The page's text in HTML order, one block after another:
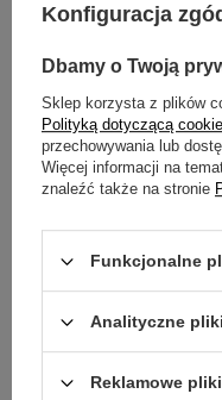
Z
Kubki z własnym
bestsellery, które
Konfiguracja
Dbamy o Twoją
Sklep korzysta z plików
Polityką dotyczącą
przechowywania lub
Więcej informacji na
znaleźć także na stronie
Funkcjonalne
Analityczne
Reklamowe